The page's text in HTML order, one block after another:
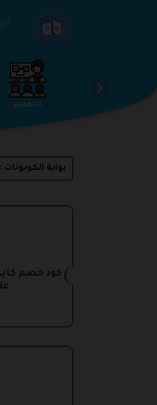
الجمال والعناية الخدمات
بوابة الكوبونات